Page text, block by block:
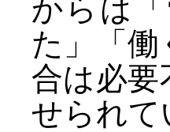
からは
た」「
合は必
せられて